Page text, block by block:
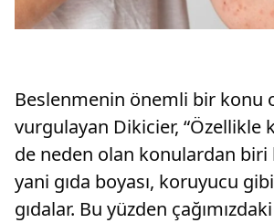
Beslenmenin önemli bir konu
vurgulayan Dikicier, “Özellikle
de neden olan konulardan biri
yani gıda boyası, koruyucu
gıdalar. Bu yüzden